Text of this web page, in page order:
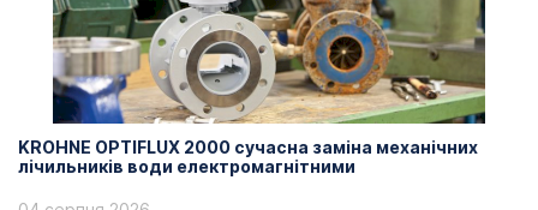
KROHNE OPTIFLUX 2000 сучасна заміна механічних
лічильників води електромагнітними